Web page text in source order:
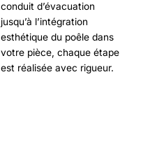
conduit d’évacuation
jusqu’à l’intégration
esthétique du poêle dans
votre pièce, chaque étape
est réalisée avec rigueur.